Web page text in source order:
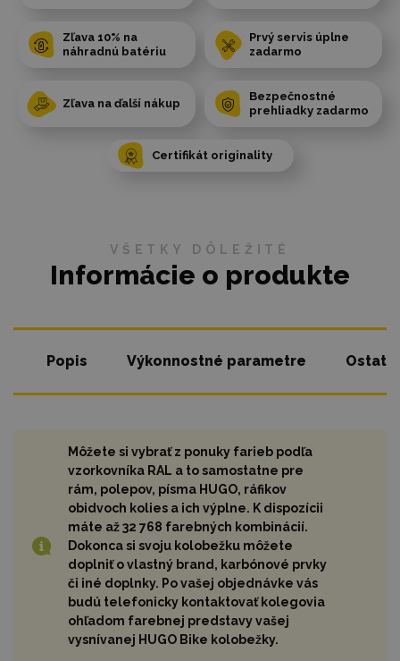
Zľava 10% na
náhradnú batériu
Prvý servis úplne
zadarmo
Zľava na ďalší nákup
Bezpečnostné
prehliadky zadarmo
Certifikát originality
VŠETKY DÔLEŽITÉ
Informácie o produkte
Popis Výkonnostné parametre
Môžete si vybrať z ponuky farieb podľa
vzorkovníka RAL a to samostatne pre
rám, polepov, písma HUGO, ráfikov
obidvoch kolies a ich výplne. K dispozícii
máte až 32 768 farebných kombinácií.
Dokonca si svoju kolobežku môžete
doplniť o vlastný brand, karbónové prvky
či iné doplnky. Po vašej objednávke vás
budú telefonicky kontaktovať kolegovia
ohľadom farebnej predstavy vašej
vysnívanej HUGO Bike kolobežky.